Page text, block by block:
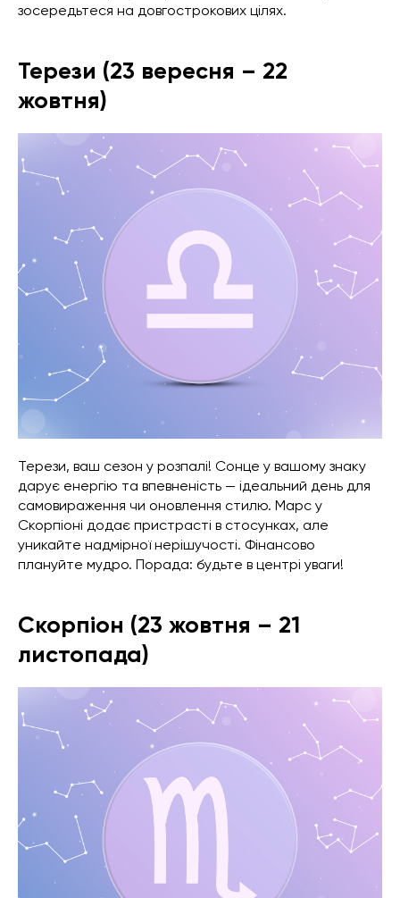
зосередьтеся на довгострокових цілях.
Терези (23 вересня – 22
жовтня)
Терези, ваш сезон у розпалі! Сонце у вашому знаку
дарує енергію та впевненість — ідеальний день для
самовираження чи оновлення стилю. Марс у
Скорпіоні додає пристрасті в стосунках, але
уникайте надмірної нерішучості. Фінансово
плануйте мудро. Порада: будьте в центрі уваги!
Скорпіон (23 жовтня – 21
листопада)